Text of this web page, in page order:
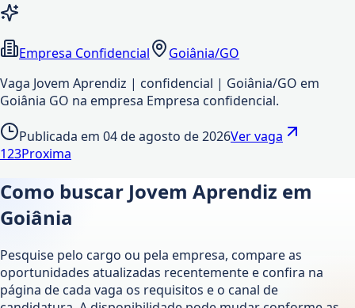
Empresa Confidencial
Goiânia/GO
Vaga Jovem Aprendiz | confidencial | Goiânia/GO em
Goiânia GO na empresa Empresa confidencial.
Publicada em 04 de agosto de 2026Ver vaga
123Proxima
Como buscar Jovem Aprendiz em
Goiânia
Pesquise pelo cargo ou pela empresa, compare as
oportunidades atualizadas recentemente e confira na
página de cada vaga os requisitos e o canal de